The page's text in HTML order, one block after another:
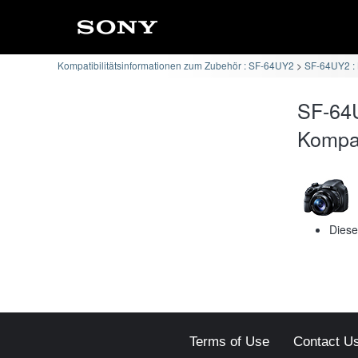
Kompatibilitätsinformationen zum Zubehör : SF-64UY2 SF-64UY2
SF-
Terms of Use Contact